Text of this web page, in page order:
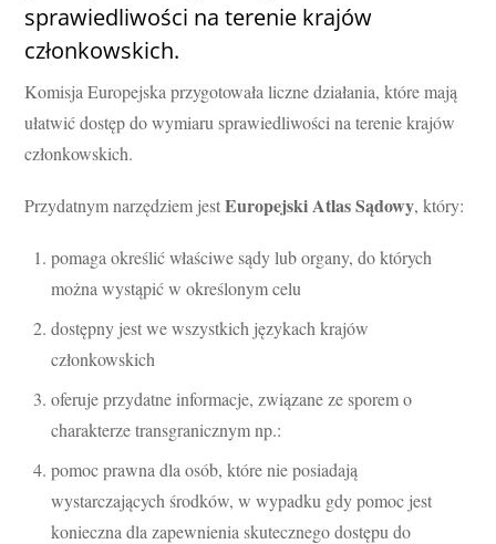
sprawiedliwości na terenie krajów
członkowskich.
Komisja Europejska przygotowała liczne działania, które mają
ułatwić dostęp do wymiaru sprawiedliwości na terenie krajów
członkowskich.
Przydatnym narzędziem jestEuropejski Atlas Sądowy, który:
pomaga określić właściwe sądy lub organy, do których
można wystąpić w określonym celu
dostępny jest we wszystkich językach krajów
członkowskich
oferuje przydatne informacje, związane ze sporem o
charakterze transgranicznym np.:
pomoc prawna dla osób, które nie posiadają
wystarczających środków, w wypadku gdy pomoc jest
konieczna dla zapewnienia skutecznego dostępu do